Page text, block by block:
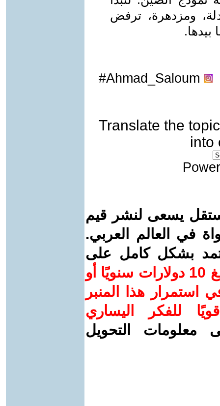
ومزدهرة، ترفض
بيدها.
Ahmad_Saloum#
Translate the topic
into
يسعى لنشر قيم
في العالم العربي.
بشكل كامل على
ساهم/ي معنا! بدعمكم بمبلغ 10 دولارات سنويًا أو
استمرار هذا المنبر
للفكر اليساري
معلومات التحويل